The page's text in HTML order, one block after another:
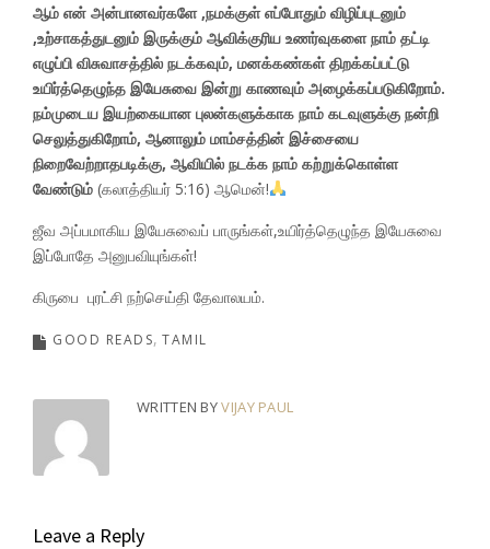
ஆம் என் அன்பானவர்களே ,நமக்குள் எப்போதும் விழிப்புடனும்
,உற்சாகத்துடனும் இருக்கும் ஆவிக்குரிய உணர்வுகளை நாம் தட்டி
எழுப்பி விசுவாசத்தில் நடக்கவும், மனக்கண்கள் திறக்கப்பட்டு
உயிர்த்தெழுந்த இயேசுவை இன்று காணவும் அழைக்கப்படுகிறோம்.
நம்முடைய இயற்கையான புலன்களுக்காக நாம் கடவுளுக்கு நன்றி
செலுத்துகிறோம், ஆனாலும் மாம்சத்தின் இச்சையை
நிறைவேற்றாதபடிக்கு, ஆவியில் நடக்க நாம் கற்றுக்கொள்ள
வேண்டும் (கலாத்தியர் 5:16) ஆமென்!
ஜீவ அப்பமாகிய இயேசுவைப் பாருங்கள்,உயிர்த்தெழுந்த இயேசுவை
இப்போதே அனுபவியுங்கள்!
கிருபை புரட்சி நற்செய்தி தேவாலயம்.
GOOD READS TAMIL
WRITTEN BYVIJAY PAUL
Leave a Reply